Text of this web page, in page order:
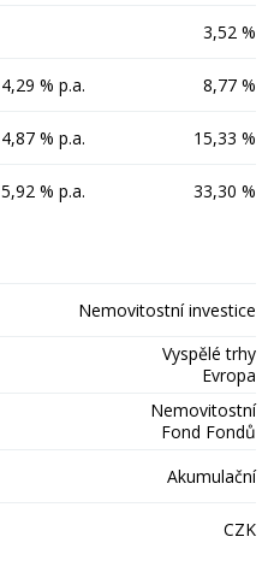
3,52 %
4,29 % p.a. 8,77 %
4,87 % p.a. 15,33 %
5,92 % p.a. 33,30 %
Nemovitostní investice
Vyspělé trhy
Evropa
Nemovitostní
Fond Fondů
Akumulační
CZK